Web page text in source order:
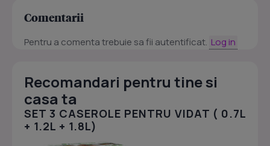
Comentarii
Pentru a comenta trebuie sa fii autentificat. Log in
Recomandari pentru tine si
casa ta
SET 3 CASEROLE PENTRU VIDAT ( 0.7L
+ 1.2L + 1.8L)